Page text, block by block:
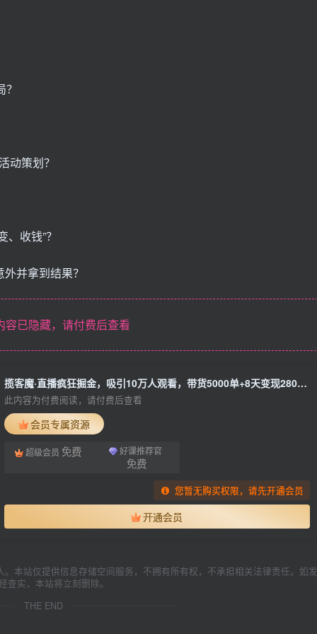
动策划？
收钱”？
并拿到结果？
容已隐藏，请付费后查看
揽客魔·直播疯狂掘金，吸引10万人观看，带货5000单+8天变现280万（百业通用）
此内容为付费阅读，请付费后查看
会员专属资源
超级会员 免费 好课推荐官
免费
您暂无购买权限，请先开通会员
开通会员
本站仅提供信息存储空间服务，不拥有所有权，不承担相关法律责任。如发
实，本站将立刻删除。
THE END